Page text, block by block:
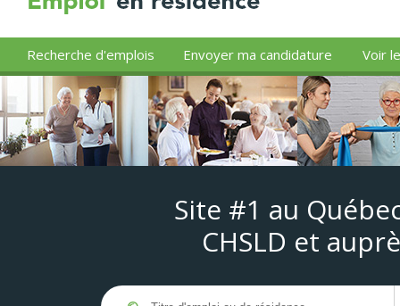
Recherche d'emplois Envoyer ma candidature Voir
Site #1 au
CHSLD et